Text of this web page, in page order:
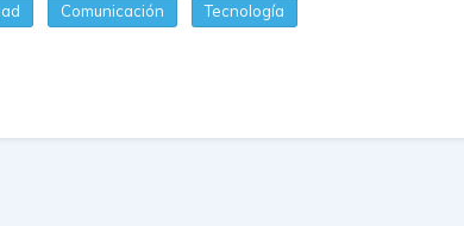
Comunicación Tecnología